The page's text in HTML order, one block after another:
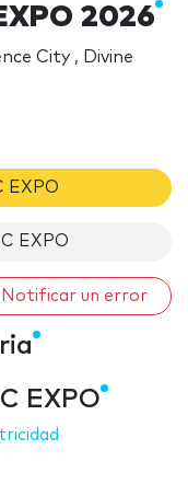
2026
City , Divine
EXPO
EXPO
Notificar un error
EXPO